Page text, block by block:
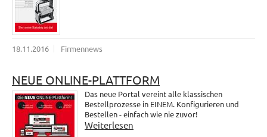
18.11.2016 Firmennews
NEUE ONLINE-PLATTFORM
Das neue Portal vereint alle klassischen
Bestellprozesse in EINEM. Konfigurieren und
Bestellen - einfach wie nie zuvor!
Weiterlesen